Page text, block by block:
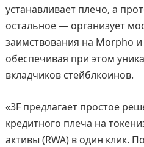
устанавливает плечо, а
остальное — организует
заимствования на Morpho
обеспечивая при этом
вкладчиков стейблкоинов.
«3F предлагает простое
кредитного плеча на
активы (RWA) в один клик.